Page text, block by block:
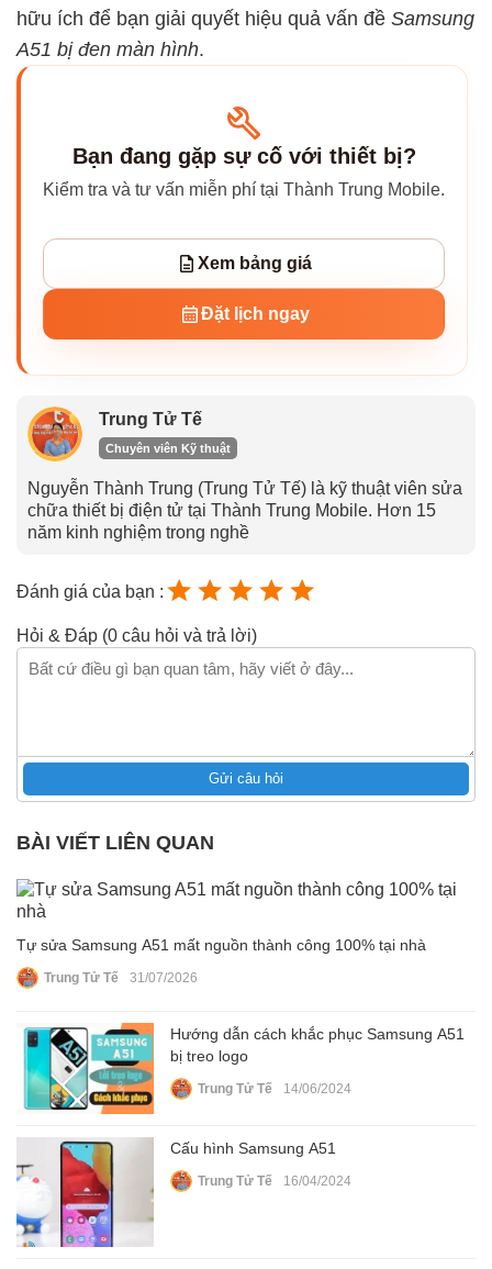
hữu ích để bạn giải quyết hiệu quả vấn đề Samsung
A51 bị đen màn hình.
Bạn đang gặp sự cố với thiết bị?
Kiểm tra và tư vấn miễn phí tại Thành Trung Mobile.
Xem bảng giá
Đặt lịch ngay
Trung Tử Tế
Chuyên viên Kỹ thuật
Nguyễn Thành Trung (Trung Tử Tế) là kỹ thuật viên sửa
chữa thiết bị điện tử tại Thành Trung Mobile. Hơn 15
năm kinh nghiệm trong nghề
Đánh giá của bạn :
Hỏi & Đáp (0 câu hỏi và trả lời)
Gửi câu hỏi
BÀI VIẾT LIÊN QUAN
Tự sửa Samsung A51 mất nguồn thành công 100% tại nhà
Trung Tử Tế 31/07/2026
Hướng dẫn cách khắc phục Samsung A51
bị treo logo
Trung Tử Tế 14/06/2024
Cấu hình Samsung A51
Trung Tử Tế 16/04/2024